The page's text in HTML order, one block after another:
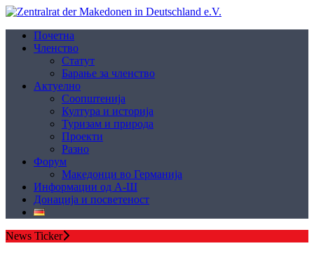
Почетна
Членство
Статут
Барање за членство
Aктуелно
Соопштенија
Култура и историја
Туризам и природа
Проекти
Разно
Форум
Македонци во Германија
Информации од А-Ш
Донација и посветеност
News Ticker